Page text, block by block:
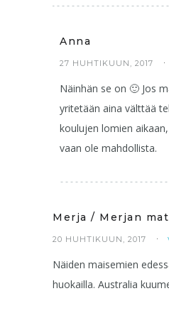
Anna
27 HUHTIKUUN, 2017
Näinhän se on 🙂 Jos
yritetään aina välttää
koulujen lomien
vaan ole mahdollista.
Merja / Merjan
20 HUHTIKUUN, 2017
Näiden maisemien
huokailla. Australia